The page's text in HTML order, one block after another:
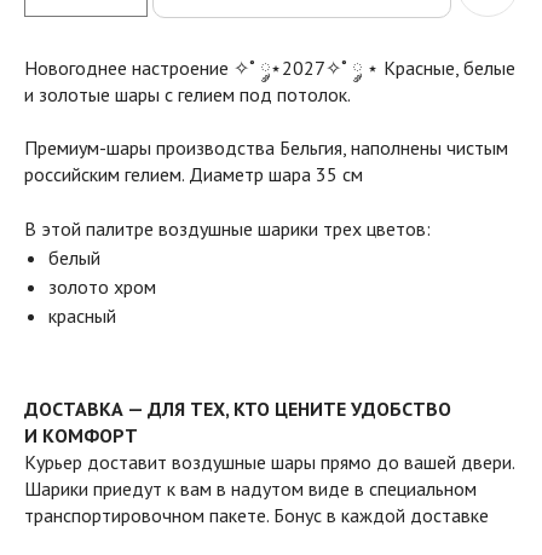
Новогоднее настроение ✧˚ ༘⋆2027✧˚ ༘ ⋆ Красные, белые
и золотые шары с гелием под потолок.
Премиум-шары производства Бельгия, наполнены чистым
российским гелием. Диаметр шара 35 см
В этой палитре воздушные шарики трех цветов:
белый
золото хром
красный
ДОСТАВКА — ДЛЯ ТЕХ, КТО ЦЕНИТЕ УДОБСТВО
И КОМФОРТ
Курьер доставит воздушные шары прямо до вашей двери.
Шарики приедут к вам в надутом виде в специальном
транспортировочном пакете. Бонус в каждой доставке